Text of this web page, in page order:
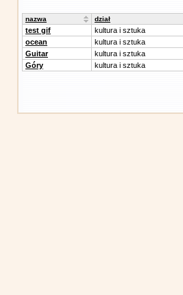
nazwa dział
test gif kultura i sztuka
ocean
kultura i sztuka
Guitar
kultura i sztuka
Góry
kultura i sztuka